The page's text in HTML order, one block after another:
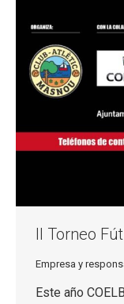
II Torneo
Empresa y
Este año